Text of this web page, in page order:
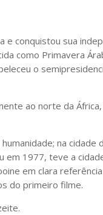
conquistou sua
como Primavera
o
ao norte da
na cidade
1977, teve a
em clara
do primeiro filme.